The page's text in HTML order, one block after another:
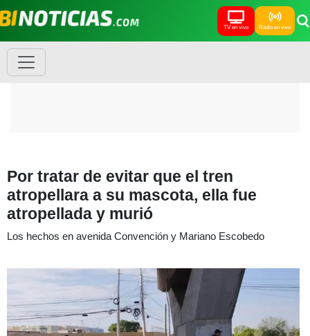
TV en vivo Radio en vivo
Por tratar de evitar que el tren
atropellara a su mascota, ella fue
atropellada y murió
Los hechos en avenida Convención y Mariano Escobedo